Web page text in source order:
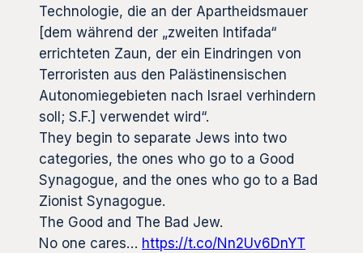
Technologie, die an der Apartheidsmauer
[dem während der „zweiten Intifada“
errichteten Zaun, der ein Eindringen von
Terroristen aus den Palästinensischen
Autonomiegebieten nach Israel verhindern
soll; S.F.] verwendet wird“.
They begin to separate Jews into two
categories, the ones who go to a Good
Synagogue, and the ones who go to a Bad
Zionist Synagogue.
The Good and The Bad Jew.
No one cares… https://t.co/Nn2Uv6DnYT